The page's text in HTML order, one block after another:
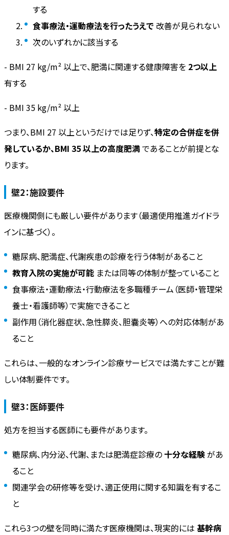
する
食事療法・運動療法を行ったうえで 改善が見られない
次のいずれかに該当する
- BMI 27 kg/m² 以上で、肥満に関連する健康障害を 2つ以上
有する
- BMI 35 kg/m² 以上
つまり、BMI 27 以上というだけでは足りず、特定の合併症を併
発しているか、BMI 35 以上の高度肥満であることが前提とな
ります。
壁2：施設要件
医療機関側にも厳しい要件があります（最適使用推進ガイドラ
インに基づく）。
糖尿病、肥満症、代謝疾患の診療を行う体制があること
教育入院の実施が可能 または同等の体制が整っていること
食事療法・運動療法・行動療法を多職種チーム（医師・管理栄
養士・看護師等）で実施できること
副作用（消化器症状、急性膵炎、胆嚢炎等）への対応体制があ
ること
これらは、一般的なオンライン診療サービスでは満たすことが難
しい体制要件です。
壁3：医師要件
処方を担当する医師にも要件があります。
糖尿病、内分泌、代謝、または肥満症診療の十分な経験があ
ること
関連学会の研修等を受け、適正使用に関する知識を有するこ
と
これら3つの壁を同時に満たす医療機関は、現実的には 基幹病